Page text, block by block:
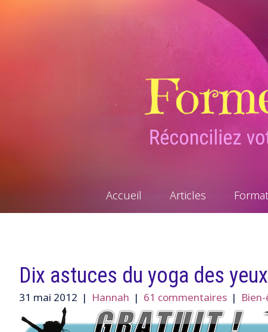
Accueil Articles
Dix astuces du yoga des
31 mai 2012 | Hannah | 61 commentaires |